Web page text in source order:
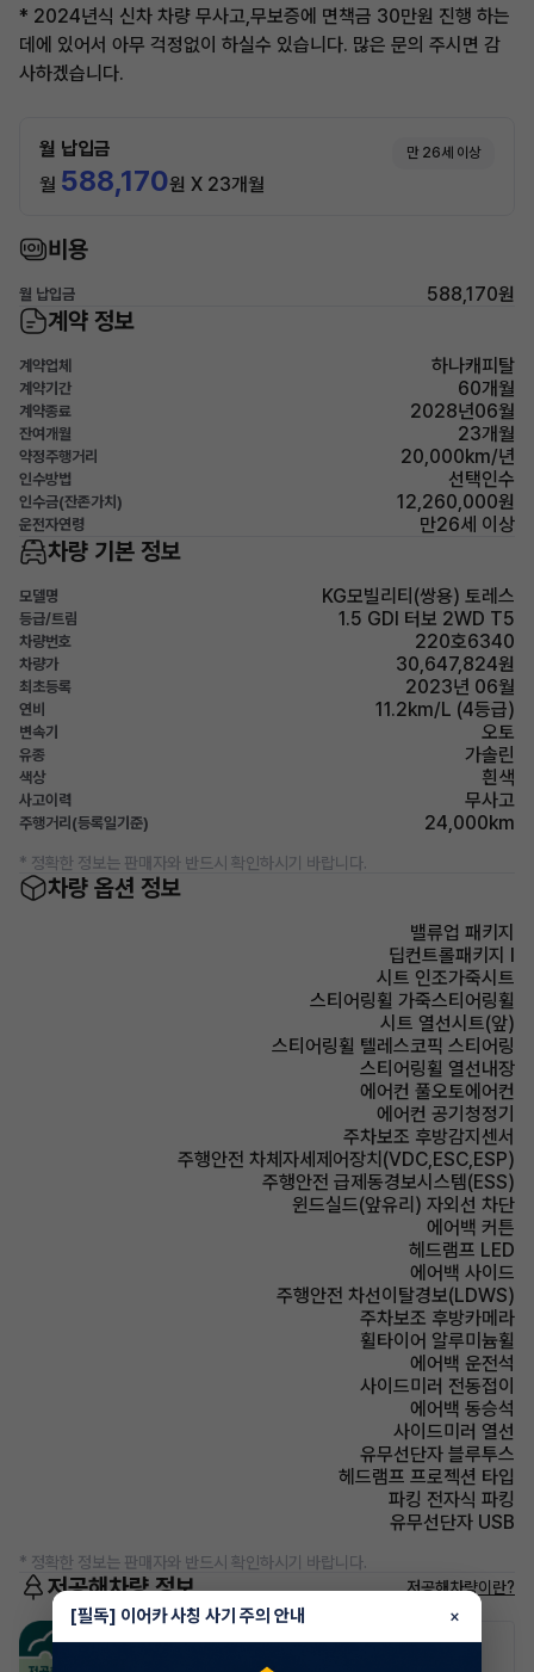
* 2024년식 신차 차량 무사고,무보증에 면책금 30만원 진행 하는
데에 있어서 아무 걱정없이 하실수 있습니다. 많은 문의 주시면 감
사하겠습니다.
월 납입금 만 26세 이상
월 588,170원 X 23개월
비용
월 납입금 588,170원
계약 정보
계약업체 하나캐피탈
계약기간 60개월
계약종료 2028년06월
잔여개월 23개월
약정주행거리 20,000km/년
인수방법 선택인수
인수금(잔존가치) 12,260,000원
운전자연령 만26세 이상
차량 기본 정보
모델명 KG모빌리티(쌍용) 토레스
등급/트림 1.5 GDI 터보 2WD T5
차량번호 220호6340
차량가 30,647,824원
최초등록 2023년 06월
연비 11.2km/L (4등급)
변속기 오토
유종 가솔린
색상 흰색
사고이력 무사고
주행거리(등록일기준) 24,000km
* 정확한 정보는 판매자와 반드시 확인하시기 바랍니다.
차량 옵션 정보
밸류업 패키지
딥컨트롤패키지 I
시트 인조가죽시트
스티어링휠 가죽스티어링휠
시트 열선시트(앞)
스티어링휠 텔레스코픽 스티어링
스티어링휠 열선내장
에어컨 풀오토에어컨
에어컨 공기청정기
주차보조 후방감지센서
주행안전 차체자세제어장치(VDC,ESC,ESP)
주행안전 급제동경보시스템(ESS)
윈드실드(앞유리) 자외선 차단
에어백 커튼
헤드램프 LED
에어백 사이드
주행안전 차선이탈경보(LDWS)
주차보조 후방카메라
휠타이어 알루미늄휠
에어백 운전석
사이드미러 전동접이
에어백 동승석
사이드미러 열선
유무선단자 블루투스
헤드램프 프로젝션 타입
파킹 전자식 파킹
유무선단자 USB
* 정확한 정보는 판매자와 반드시 확인하시기 바랍니다.
저공해차량 정보 저공해차량이란?
[필독] 이어카 사칭 사기 주의 안내 ×